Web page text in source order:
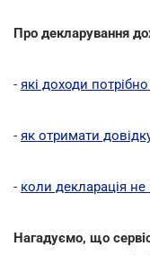
Про декларування
- які доходи
- як отримати
- коли декларація не
Нагадуємо, що сервіс